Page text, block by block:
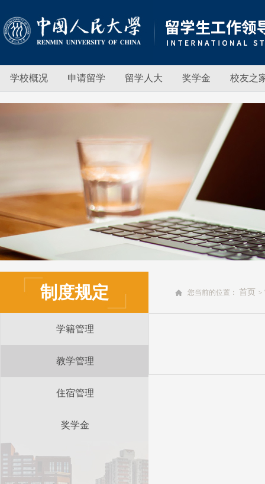
学校概况 申请留学 留学人大 奖学金 校友之
制度规定
学籍管理
教学管理
住宿管理
奖学金
您当前的位置： 首页 >